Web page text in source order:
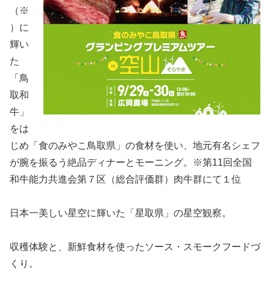
（※
）に
輝い
た
「鳥
取和
牛」
をは
じめ「食のみやこ鳥取県」の食材を使い、地元有名シェフ
が腕を振るう絶品ディナーとモーニング。※第11回全国
和牛能力共進会第７区（総合評価群）肉牛群にて１位
日本一美しい星空に輝いた「星取県」の星空観察。
収穫体験と、新鮮食材を使ったソース・スモークフードづ
くり。